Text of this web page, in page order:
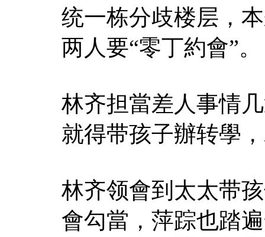
统一栋分歧楼层，
两人要“零丁約會”。
林齐担當差人事情
就得带孩子辦转學
林齐领會到太太带
會勾當，萍踪也踏